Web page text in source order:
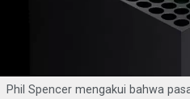
Phil Spencer mengakui bahwa